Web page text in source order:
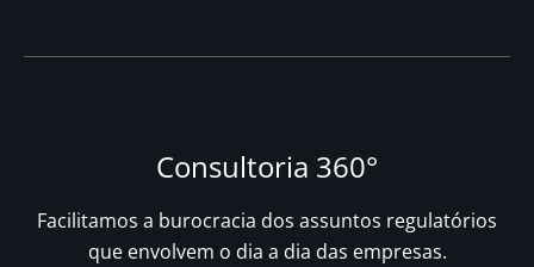
Consultoria 360°
Facilitamos a burocracia dos assuntos regulatórios
que envolvem o dia a dia das empresas.